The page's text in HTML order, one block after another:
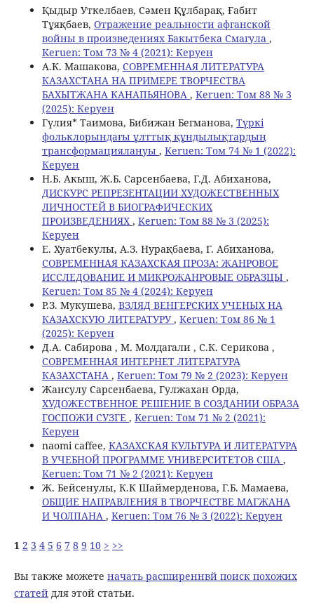
Қыдыр Уткелбаев, Сәмен Құлбарақ, Ғабит
Тұяқбаев, Отражение реальности афганской
войны в произведениях Бакытбека Смагула ,
Keruen: Том 73 № 4 (2021): Керуен
A.К. Машакова, СОВРЕМЕННАЯ ЛИТЕРАТУРА
КАЗАХСТАНА НА ПРИМЕРЕ ТВОРЧЕСТВА
БАХЫТЖАНА КАНАПЬЯНОВА , Keruen: Том 88 № 3
(2025): Керуен
Гүлия* Таимова, Бибижан Бегманова, Түркі
фольклорындағы ұлттық құндылықтардың
трансформациялануы , Keruen: Том 74 № 1 (2022):
Керуен
Н.Б. Акыш, Ж.Б. Сарсенбаева, Г.Д. Абиханова,
ДИСКУРС РЕПРЕЗЕНТАЦИИ ХУДОЖЕСТВЕННЫХ
ЛИЧНОСТЕЙ В БИОГРАФИЧЕСКИХ
ПРОИЗВЕДЕНИЯХ , Keruen: Том 88 № 3 (2025):
Керуен
Е. Хуатбекулы, А.З. Нурақбаева, Г. Абиханова,
СОВРЕМЕННАЯ КАЗАХСКАЯ ПРОЗА: ЖАНРОВОЕ
ИССЛЕДОВАНИЕ И МИКРОЖАНРОВЫЕ ОБРАЗЦЫ ,
Keruen: Том 85 № 4 (2024): Керуен
Р.З. Мукушева, ВЗЛЯД ВЕНГЕРСКИХ УЧЕНЫХ НА
КАЗАХСКУЮ ЛИТЕРАТУРУ, Keruen: Том 86 № 1
(2025): Керуен
Д.А. Сабирова , М. Молдагали , С.К. Серикова ,
СОВРЕМЕННАЯ ИНТЕРНЕТ ЛИТЕРАТУРА
КАЗАХСТАНА , Keruen: Том 79 № 2 (2023): Керуен
Жансулу Сарсенбаева, Гулжахан Орда,
ХУДОЖЕСТВЕННОЕ РЕШЕНИЕ В СОЗДАНИИ ОБРАЗА
ГОСПОЖИ СУЗГЕ , Keruen: Том 71 № 2 (2021):
Керуен
naomi caffee, КАЗАХСКАЯ КУЛЬТУРА И ЛИТЕРАТУРА
В УЧЕБНОЙ ПРОГРАММЕ УНИВЕРСИТЕТОВ США ,
Keruen: Том 71 № 2 (2021): Керуен
Ж. Бейсенулы, К.К Шаймерденова, Г.Б. Мамаева,
ОБЩИЕ НАПРАВЛЕНИЯ В ТВОРЧЕСТВЕ МАГЖАНА
И ЧОЛПАНА , Keruen: Том 76 № 3 (2022): Керуен
1 2 3 4 5 6 7 8 9 10 > >>
Вы также можете начать расширеннвй поиск похожих
статейдля этой статьи.